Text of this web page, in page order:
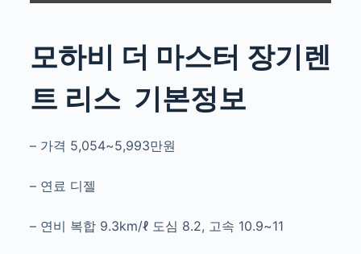
모하비 더 마스터 장기렌
트 리스 기본정보
– 가격 5,054~5,993만원
– 연료 디젤
– 연비 복합 9.3km/ℓ 도심 8.2, 고속 10.9~11